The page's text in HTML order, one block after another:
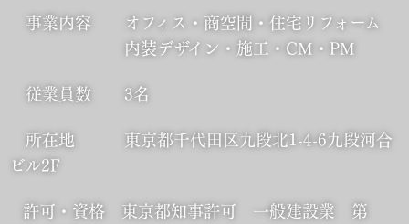
事業内容 オフィス・商空間・住宅リフォーム
内装デザイン・施工・CM・PM
従業員数 3名
所在地 東京都千代田区九段北1-4-6九段河合
ビル2F
許可・資格 東京都知事許可 一般建設業 第